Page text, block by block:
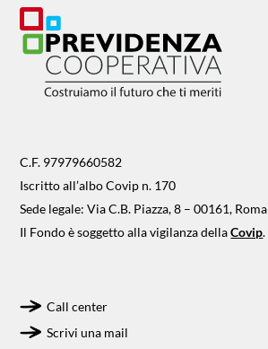
C.F. 97979660582
Iscritto all’albo Covip n. 170
Sede legale: Via C.B. Piazza, 8 – 00161, Roma
Il Fondo è soggetto alla vigilanza dellaCovip.
Call center
Scrivi una mail